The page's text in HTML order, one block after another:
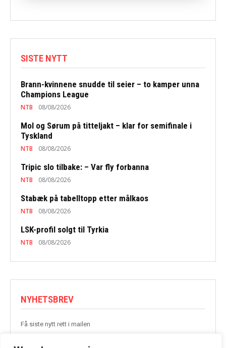
SISTE NYTT
Brann-kvinnene snudde til seier – to kamper unna
Champions League
NTB 08/08/2026
Mol og Sørum på titteljakt – klar for semifinale i
Tyskland
NTB 08/08/2026
Tripic slo tilbake: – Var fly forbanna
NTB 08/08/2026
Stabæk på tabelltopp etter målkaos
NTB 08/08/2026
LSK-profil solgt til Tyrkia
NTB 08/08/2026
NYHETSBREV
Få siste nytt rett i mailen